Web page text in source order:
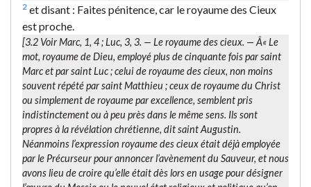
2 et disant : Faites pénitence, car le royaume des Cieux
est proche.
[3.2 Voir Marc, 1, 4 ; Luc, 3, 3. — Le royaume des cieux. — Â« Le
mot, royaume de Dieu, employé plus de cinquante fois par saint
Marc et par saint Luc ; celui deroyaume des cieux, non moins
souvent répété par saint Matthieu ; ceux deroyaume du Christ
ou simplement deroyaumepar excellence, semblent pris
indistinctement ou à peu près dans le même sens. Ils sont
propres à la révélation chrétienne, dit saint Augustin.
Néanmoins l’expression royaume des cieuxétait déjà employée
par le Précurseur pour annoncer l’avènement du Sauveur, et nous
avons lieu de croire qu’elle était dès lors en usage pour désigner